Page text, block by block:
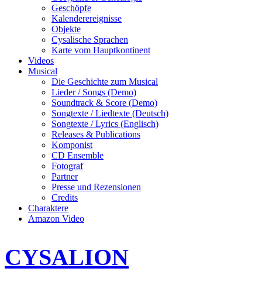
Geschöpfe
Kalenderereignisse
Objekte
Cysalische Sprachen
Karte vom Hauptkontinent
Videos
Musical
Die Geschichte zum Musical
Lieder / Songs (Demo)
Soundtrack & Score (Demo)
Songtexte / Liedtexte (Deutsch)
Songtexte / Lyrics (Englisch)
Releases & Publications
Komponist
CD Ensemble
Fotograf
Partner
Presse und Rezensionen
Credits
Charaktere
Amazon Video
CYSALION